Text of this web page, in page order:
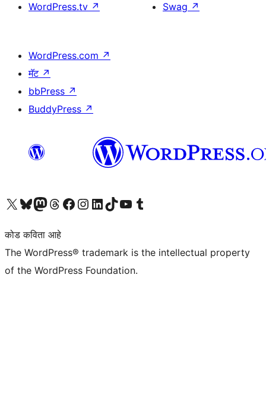
WordPress.tv ↗
Swag ↗
WordPress.com ↗
मॅट ↗
bbPress ↗
BuddyPress ↗
आमच्या X (एक्स) (पूर्वीचे ट्विटर) खात्याला भेट द्या आमच्या ब्लूस्की खात्याला भेट द्या.आमच्या Mastodon खात्याला भेट द्या.आमच्या थ्रेड्स खात्याला भेट द्या. आमच्या फेसबुक पेजला भेट द्या आमच्या इंस्टाग्राम खात्याला भेट द्या आमच्या लिंक्डइन खात्याला भेट द्या आमच्या टिकटॉक अकाउंटला भेट द्या.आमच्या यूट्यूब चॅनेलला भेट द्या आमच्या टंबलर खात्याला भेट द्या.
कोड कविता आहे
The WordPress® trademark is the intellectual property
of the WordPress Foundation.